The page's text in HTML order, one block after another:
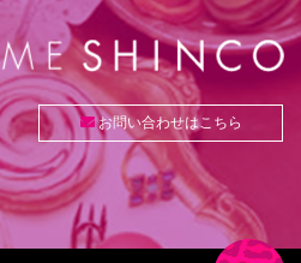
お問い合わせはこちら